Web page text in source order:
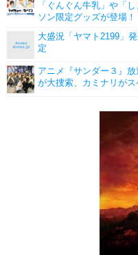
「ぐんぐん牛乳」や「
ソン限定グッズが登場！
大盛況「ヤマト2199」
定
アニメ『サンダー３』
が大捜索、カミナリが